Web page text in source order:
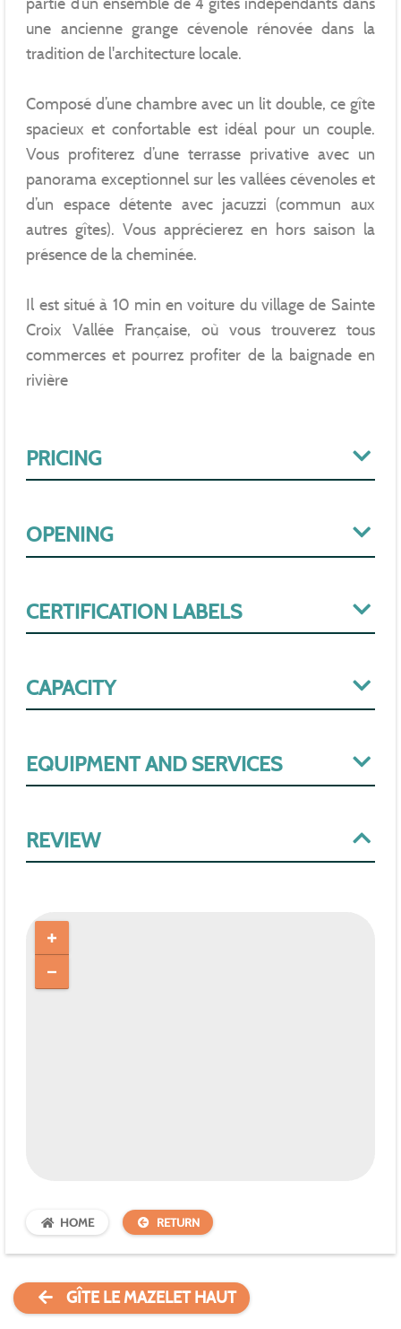
une ancienne grange cévenole rénovée dans la
tradition de l'architecture locale.
Composé d’une chambre avec un lit double, ce gîte
spacieux et confortable est idéal pour un couple.
Vous profiterez d’une terrasse privative avec un
panorama exceptionnel sur les vallées cévenoles et
d’un espace détente avec jacuzzi (commun aux
autres gîtes). Vous apprécierez en hors saison la
présence de la cheminée.
Il est situé à 10 min en voiture du village de Sainte
Croix Vallée Française, où vous trouverez tous
commerces et pourrez profiter de la baignade en
rivière
PRICING
OPENING
CERTIFICATION LABELS
CAPACITY
EQUIPMENT AND SERVICES
REVIEW
HOME RETURN
GÎTE LE MAZELET HAUT